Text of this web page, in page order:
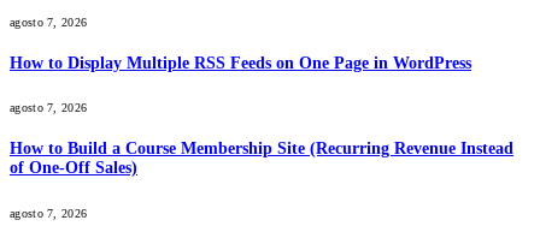
agosto 7, 2026
How to Display Multiple RSS Feeds on One Page in WordPress
agosto 7, 2026
How to Build a Course Membership Site (Recurring Revenue Instead
of One-Off Sales)
agosto 7, 2026